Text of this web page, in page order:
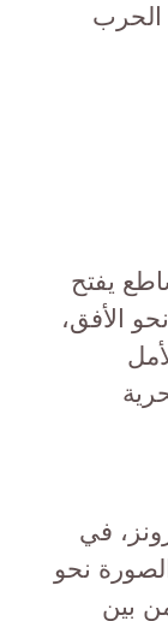
الحرب
يفتح
الأفق،
في
نحو
بين